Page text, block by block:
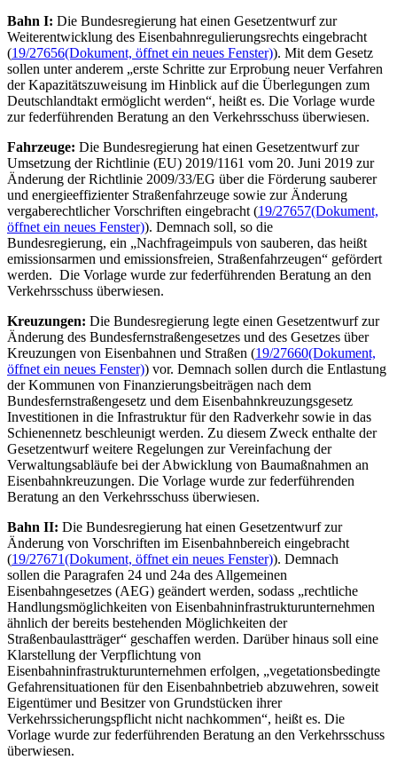
Bahn I: Die Bundesregierung hat einen Gesetzentwurf zur
Weiterentwicklung des Eisenbahnregulierungsrechts eingebracht
(19/27656(Dokument, öffnet ein neues Fenster)). Mit dem Gesetz
sollen unter anderem „erste Schritte zur Erprobung neuer Verfahren
der Kapazitätszuweisung im Hinblick auf die Überlegungen zum
Deutschlandtakt ermöglicht werden“, heißt es. Die Vorlage wurde
zur federführenden Beratung an den Verkehrsschuss überwiesen.
Fahrzeuge: Die Bundesregierung hat einen Gesetzentwurf zur
Umsetzung der Richtlinie (EU) 2019/1161 vom 20. Juni 2019 zur
Änderung der Richtlinie 2009/33/EG über die Förderung sauberer
und energieeffizienter Straßenfahrzeuge sowie zur Änderung
vergaberechtlicher Vorschriften eingebracht (19/27657(Dokument,
öffnet ein neues Fenster)). Demnach soll, so die
Bundesregierung, ein „Nachfrageimpuls von sauberen, das heißt
emissionsarmen und emissionsfreien, Straßenfahrzeugen“ gefördert
werden. Die Vorlage wurde zur federführenden Beratung an den
Verkehrsschuss überwiesen.
Kreuzungen: Die Bundesregierung legte einen Gesetzentwurf zur
Änderung des Bundesfernstraßengesetzes und des Gesetzes über
Kreuzungen von Eisenbahnen und Straßen (19/27660(Dokument,
öffnet ein neues Fenster)) vor. Demnach sollen durch die Entlastung
der Kommunen von Finanzierungsbeiträgen nach dem
Bundesfernstraßengesetz und dem Eisenbahnkreuzungsgesetz
Investitionen in die Infrastruktur für den Radverkehr sowie in das
Schienennetz beschleunigt werden. Zu diesem Zweck enthalte der
Gesetzentwurf weitere Regelungen zur Vereinfachung der
Verwaltungsabläufe bei der Abwicklung von Baumaßnahmen an
Eisenbahnkreuzungen. Die Vorlage wurde zur federführenden
Beratung an den Verkehrsschuss überwiesen.
Bahn II: Die Bundesregierung hat einen Gesetzentwurf zur
Änderung von Vorschriften im Eisenbahnbereich eingebracht
(19/27671(Dokument, öffnet ein neues Fenster)). Demnach
sollen die Paragrafen 24 und 24a des Allgemeinen
Eisenbahngesetzes (AEG) geändert werden, sodass „rechtliche
Handlungsmöglichkeiten von Eisenbahninfrastrukturunternehmen
ähnlich der bereits bestehenden Möglichkeiten der
Straßenbaulastträger“ geschaffen werden. Darüber hinaus soll eine
Klarstellung der Verpflichtung von
Eisenbahninfrastrukturunternehmen erfolgen, „vegetationsbedingte
Gefahrensituationen für den Eisenbahnbetrieb abzuwehren, soweit
Eigentümer und Besitzer von Grundstücken ihrer
Verkehrssicherungspflicht nicht nachkommen“, heißt es. Die
Vorlage wurde zur federführenden Beratung an den Verkehrsschuss
überwiesen.